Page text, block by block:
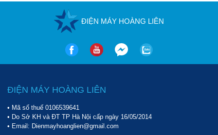
ĐIỆN MÁY HOÀNG LIÊN
ĐIỆN MÁY HOÀNG LIÊN
• Mã số thuế 0106539641
• Do Sở KH và ĐT TP Hà Nội cấp ngày 16/05/2014
• Email: Dienmayhoanglien@gmail.com